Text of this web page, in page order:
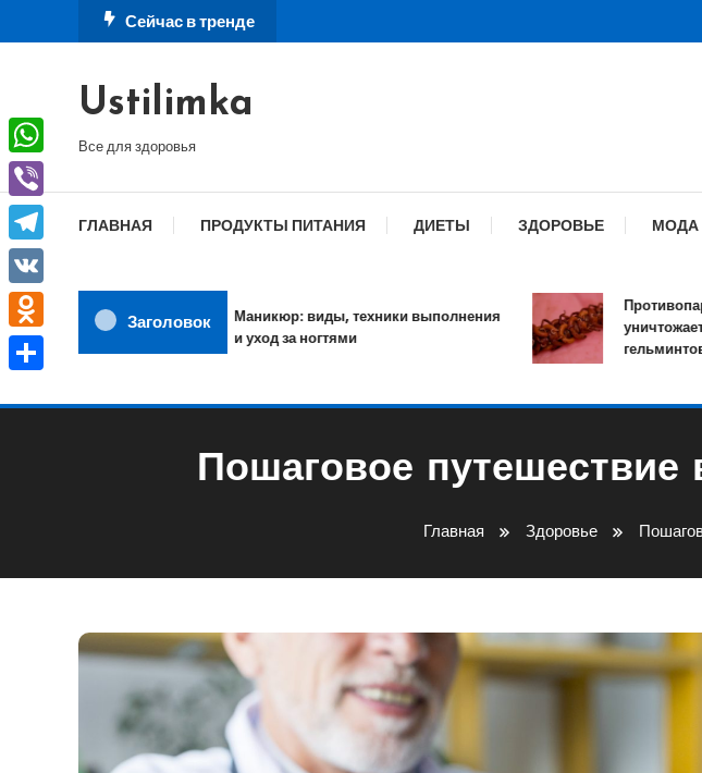
к
Сейчас в тренде
Ustilimka
Все для здоровья
ГЛАВНАЯ ПРОДУКТЫ ПИТАНИЯ ДИЕТЫ ЗДОРОВЬЕ МОДА
ЗаголовокМаникюр: виды, техники выполнения
и уход за ногтями
уничтожает
гельминтов
Пошаговое путешествие
Главная Здоровье
WhatsApp
Viber
Telegram
VK
Odnoklassniki